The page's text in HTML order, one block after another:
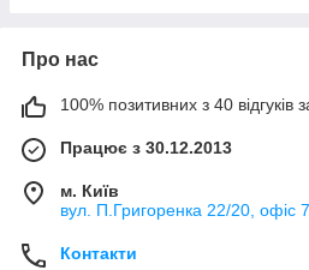
Про нас
100% позитивних з 40 відгуків
Працює з 30.12.2013
м. Київ
вул. П.Григоренка 22/20, офіс
Контакти